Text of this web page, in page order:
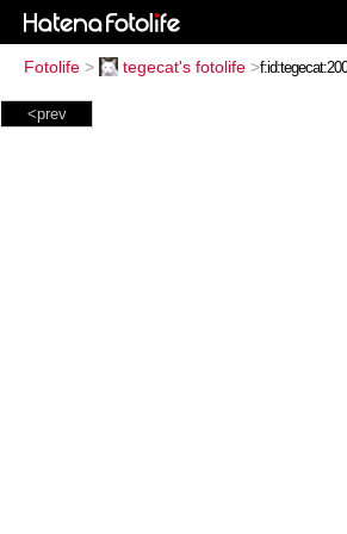
Fotolife > tegecat's fotolife >
<prev